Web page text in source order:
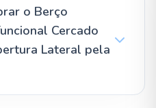
o Berço
Cercado
Lateral pela